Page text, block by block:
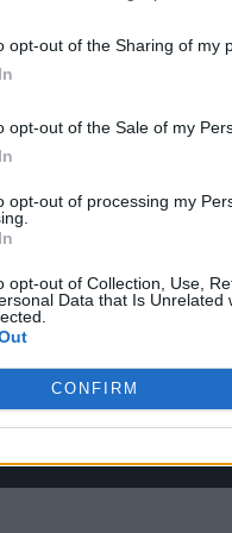
por no participar en la
en la Lista de participantes
opt-out of the Sharing of my
opt-out of the Sale of my
opt-out of processing my
opt-out of Collection, Use,
Data that Is Unrelated
CONFIRM
Weave